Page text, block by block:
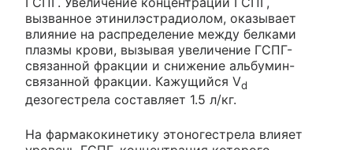
вызванное этинилэстрадиолом, оказывает
влияние на распределение между белками
плазмы крови, вызывая увеличение ГСПГ-
связанной фракции и снижение альбумин-
связанной фракции. Кажущийся Vd
дезогестрела составляет 1.5 л/кг.
На фармакокинетику этоногестрела влияет